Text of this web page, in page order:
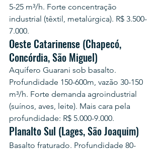
5-25 m³/h. Forte concentração
industrial (têxtil, metalúrgica). R$ 3.500-
7.000.
Oeste Catarinense (Chapecó,
Concórdia, São Miguel)
Aquífero Guarani sob basalto.
Profundidade 150-600m, vazão 30-150
m³/h. Forte demanda agroindustrial
(suínos, aves, leite). Mais cara pela
profundidade: R$ 5.000-9.000.
Planalto Sul (Lages, São Joaquim)
Basalto fraturado. Profundidade 80-